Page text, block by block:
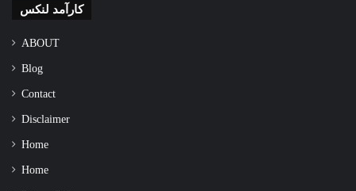
کارآمد لنکس
ABOUT
Blog
Contact
Disclaimer
Home
Home